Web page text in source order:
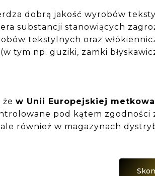
dobrą jakość wyrobów
substancji stanowiących
tekstylnych oraz
tym np. guziki, zamki
żew Unii Europejskiej
pod kątem
również w magazynach